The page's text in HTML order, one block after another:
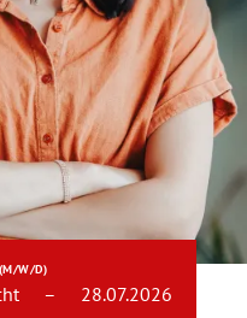
(M/W/D)
– 28.07.2026